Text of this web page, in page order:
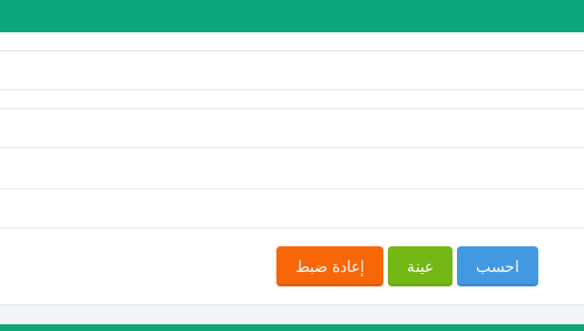
احسب عينة إعادة ضبط